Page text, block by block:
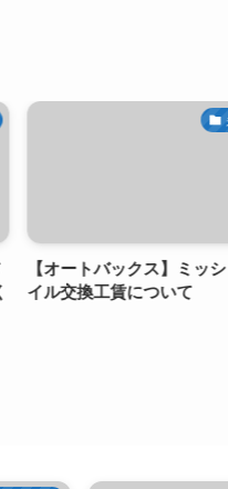
未
【オートバックス】ミッショ
イル交換工賃について